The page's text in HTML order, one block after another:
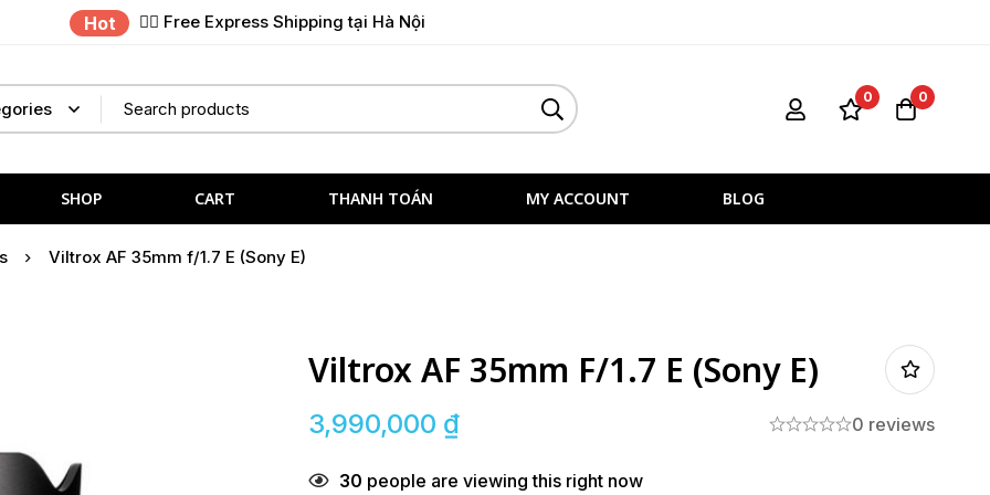
Hot ✌🏼 Free Express Shipping tại Hà Nội
0 0
SHOP CART THANH TOÁN MY ACCOUNT BLOG
Viltrox AF 35mm f/1.7 E (Sony E)
Viltrox AF 35mm F/1.7 E (Sony E)
3,990,000 ₫ 0 reviews
30 people are viewing this right now